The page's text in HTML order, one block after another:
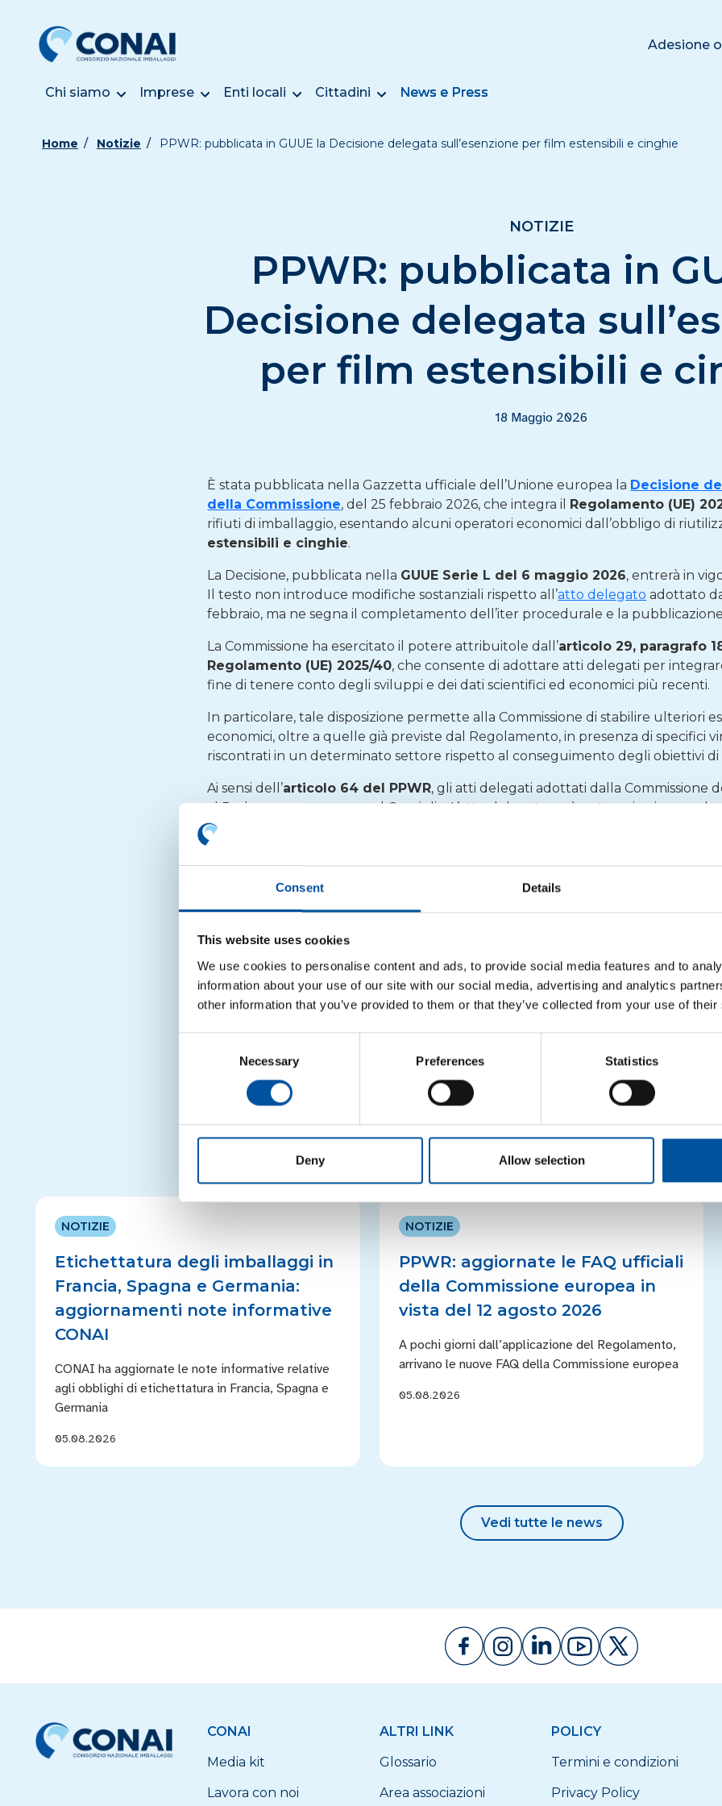
Consent Details
This website uses cookies
We use cookies to personalise content and ads, to provide social media features and to
information about your use of our site with our social media, advertising and analytics
other information that you’ve provided to them or that they’ve collected from your use of
Necessary Preferences Statistics
Deny Allow selection
Adesione
Chi siamo Imprese Enti locali Cittadini News e Press
Home Notizie PPWR: pubblicata in GUUE la Decisione delegata sull’esenzione per film estensibili e cinghie
NOTIZIE
PPWR: pubblicata in
Decisione delegata
per film estensibili e
18 Maggio 2026
È stata pubblicata nella Gazzetta ufficiale dell’Unione europea la Decisione
della Commissione, del 25 febbraio 2026, che integra il Regolamento (UE)
rifiuti di imballaggio, esentando alcuni operatori economici dall’obbligo di
estensibili e cinghie.
La Decisione, pubblicata nella GUUE Serie L del 6 maggio 2026, entrerà in
Il testo non introduce modifiche sostanziali rispetto all’atto delegato adottato
febbraio, ma ne segna il completamento dell’iter procedurale e la
La Commissione ha esercitato il potere attribuitole dall’articolo 29, paragrafo
Regolamento (UE) 2025/40, che consente di adottare atti delegati per
fine di tenere conto degli sviluppi e dei dati scientifici ed economici più recenti.
In particolare, tale disposizione permette alla Commissione di stabilire ulteriori
economici, oltre a quelle già previste dal Regolamento, in presenza di specifici
riscontrati in un determinato settore rispetto al conseguimento degli obiettivi di
Ai sensi dell’articolo 64 del PPWR, gli atti delegati adottati dalla Commissione
al Parlamento europeo e al Consiglio. L’atto delegato può entrare in vigore solo
notifica, né il Parlamento europeo né il Consiglio sollevano obiezioni, oppure se
comunicano prima della scadenza di non voler formulare obiezioni.
febbraio 2026e il termine per eventuali obiezioni è scaduto il
pubblicazione nella Gazzetta ufficiale dell’Unione europea conferma quindi il
di controllo e rende disponibile il riferimento normativo ufficiale per gli
La pubblicazione in GUUE rende dunque ufficiale l’esenzione e conferma che
che utilizzano film estensibili o cinghie per la stabilizzazione e la protezione dei
durante il trasporto non sono soggetti alle prescrizioni di riutilizzo del 100%
Notizie correlate
NOTIZIE
Etichettatura degli imballaggi in
Francia, Spagna e Germania:
aggiornamenti note informative
CONAI
CONAI ha aggiornate le note informative relative
agli obblighi di etichettatura in Francia, Spagna e
Germania
05.08.2026
NOTIZIE
PPWR: aggiornate le FAQ ufficiali
della Commissione europea in
vista del 12 agosto 2026
A pochi giorni dall’applicazione del Regolamento,
arrivano le nuove FAQ della Commissione europea
05.08.2026
Vedi tutte le news
CONAI
Media kit
Lavora con noi
ALTRI LINK
Glossario
Area associazioni
POLICY
Termini e condizioni
Privacy Policy